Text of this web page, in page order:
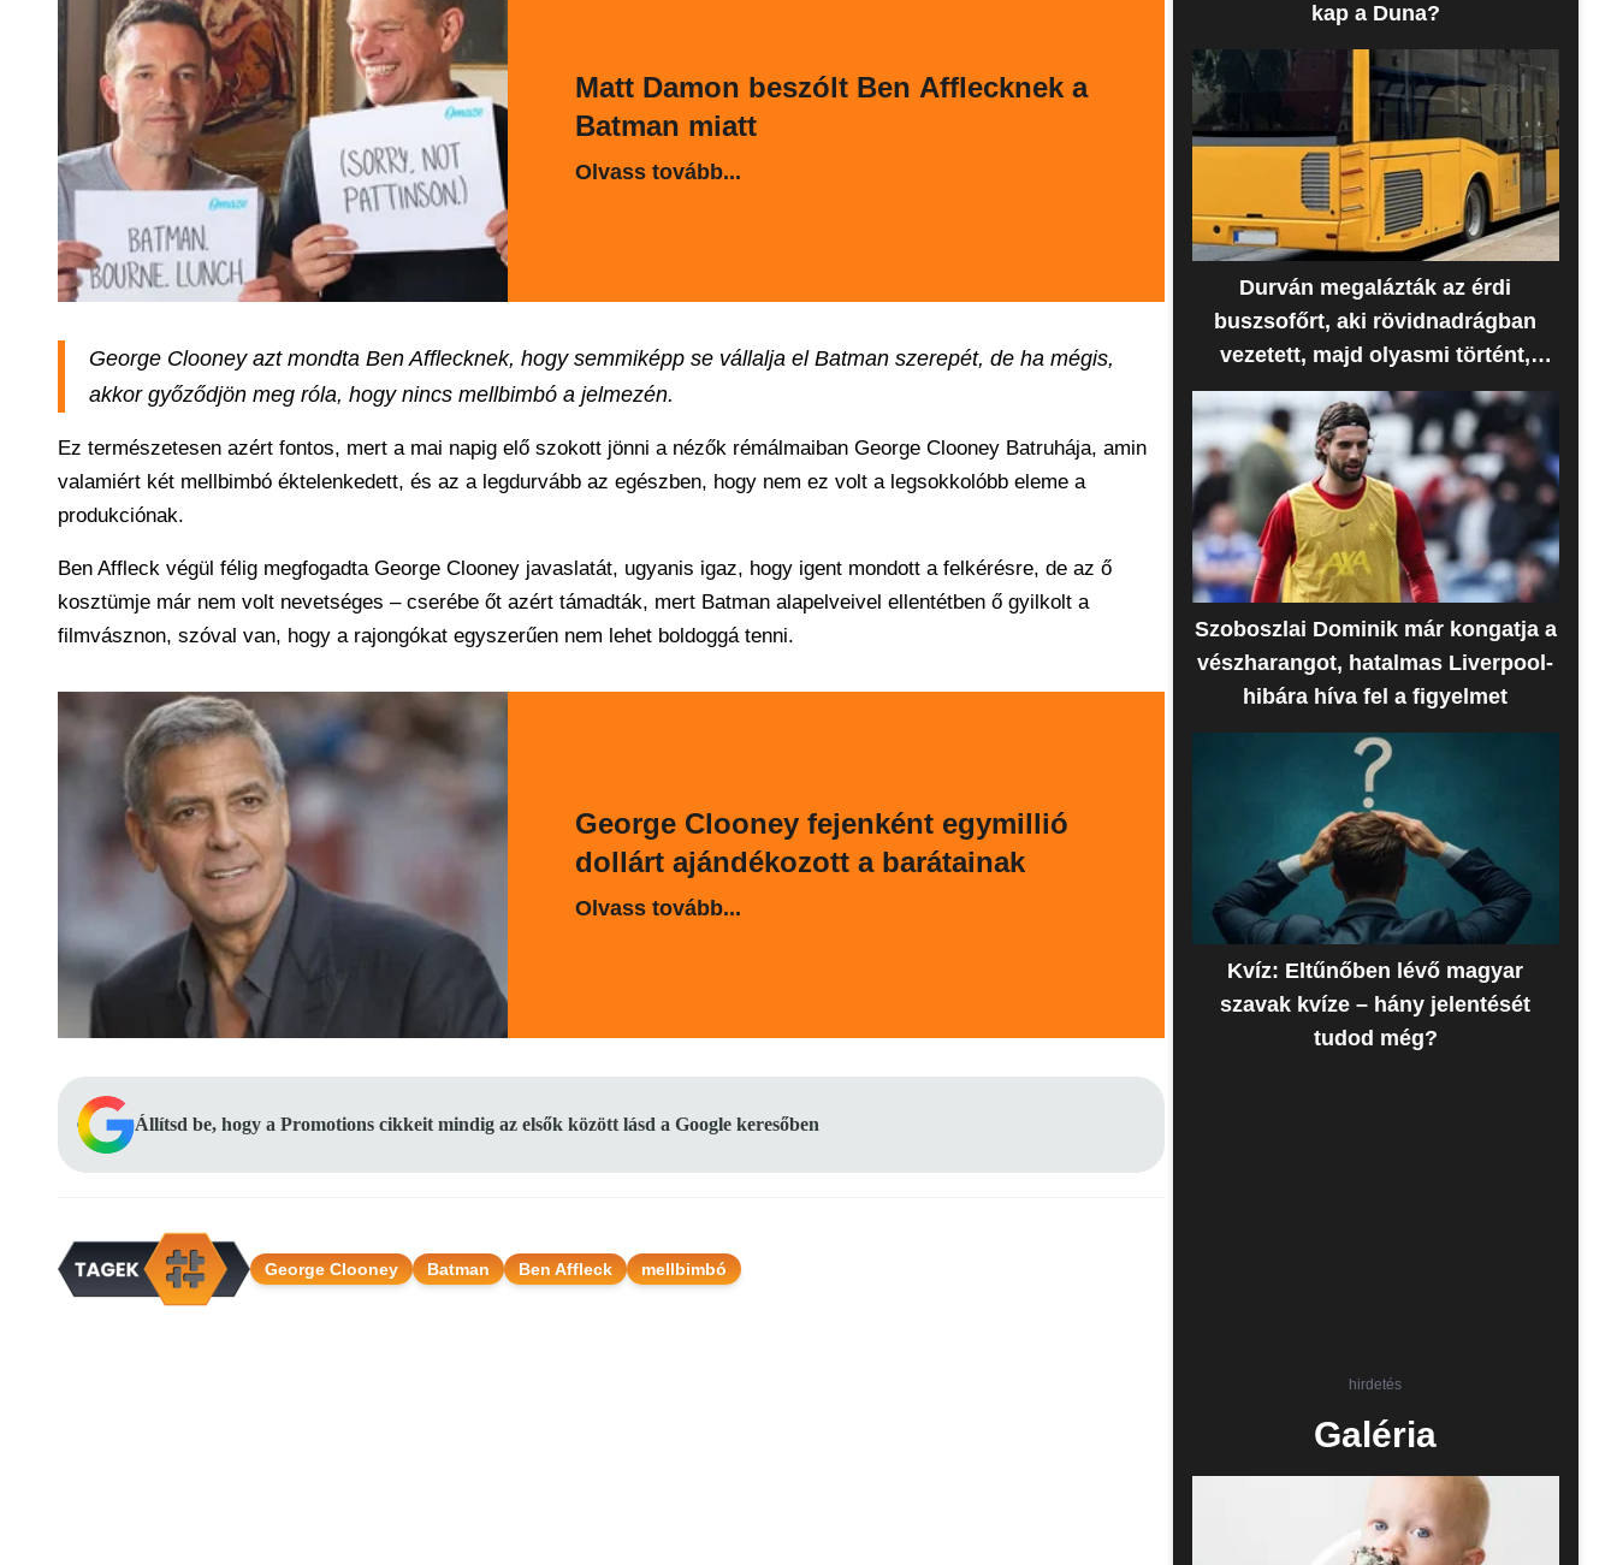
Matt Damon beszólt Ben Afflecknek a
Batman miatt
Olvass tovább...
George Clooney azt mondta Ben Afflecknek, hogy semmiképp se vállalja el Batman szerepét, de ha mégis,
akkor győződjön meg róla, hogy nincs mellbimbó a jelmezén.
Ez természetesen azért fontos, mert a mai napig elő szokott jönni a nézők rémálmaiban George Clooney Batruhája, amin
valamiért két mellbimbó éktelenkedett, és az a legdurvább az egészben, hogy nem ez volt a legsokkolóbb eleme a
produkciónak.
Ben Affleck végül félig megfogadta George Clooney javaslatát, ugyanis igaz, hogy igent mondott a felkérésre, de az ő
kosztümje már nem volt nevetséges – cserébe őt azért támadták, mert Batman alapelveivel ellentétben ő gyilkolt a
filmvásznon, szóval van, hogy a rajongókat egyszerűen nem lehet boldoggá tenni.
George Clooney fejenként egymillió
dollárt ajándékozott a barátainak
Olvass tovább...
Állítsd be, hogy a Promotions cikkeit mindig az elsők között lásd a Google keresőben
George Clooney Batman Ben Affleck mellbimbó
kap a Duna?
Durván megalázták az érdi
buszsofőrt, aki rövidnadrágban
vezetett, majd olyasmi történt,
amire senki sem számított
Szoboszlai Dominik már kongatja a
vészharangot, hatalmas Liverpool-
hibára híva fel a figyelmet
Kvíz: Eltűnőben lévő magyar
szavak kvíze – hány jelentését
tudod még?
hirdetés
Galéria